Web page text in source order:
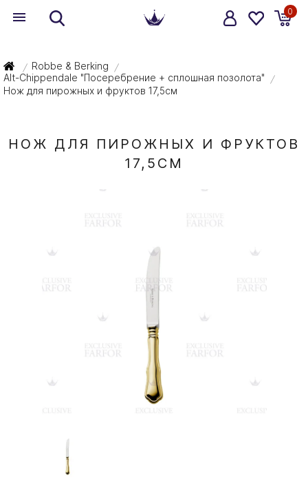
0
/ Robbe & Berking /
Alt-Chippendale "Посеребрение + сплошная позолота" /
Нож для пирожных и фруктов 17,5см
НОЖ ДЛЯ ПИРОЖНЫХ И ФРУКТОВ
17,5СМ